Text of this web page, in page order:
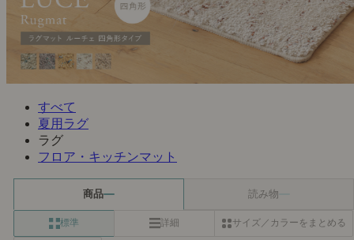
すべて
夏用ラグ
ラグ
フロア・キッチンマット
商品 読み物
標準 詳細 サイズ／カラーをまとめる